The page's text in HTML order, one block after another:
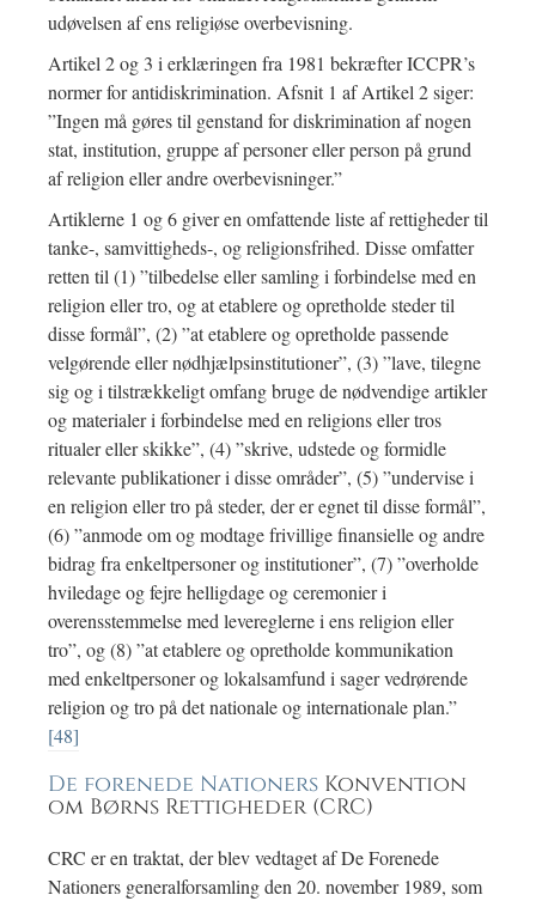
udøvelsen af ens religiøse overbevisning.
Artikel 2 og 3 i erklæringen fra 1981 bekræfter ICCPR’s
normer for antidiskrimination. Afsnit 1 af Artikel 2 siger:
”Ingen må gøres til genstand for diskrimination af nogen
stat, institution, gruppe af personer eller person på grund
af religion eller andre overbevisninger.”
Artiklerne 1 og 6 giver en omfattende liste af rettigheder til
tanke-, samvittigheds-, og religionsfrihed. Disse omfatter
retten til (1) ”tilbedelse eller samling i forbindelse med en
religion eller tro, og at etablere og opretholde steder til
disse formål”, (2) ”at etablere og opretholde passende
velgørende eller nødhjælpsinstitutioner”, (3) ”lave, tilegne
sig og i tilstrækkeligt omfang bruge de nødvendige artikler
og materialer i forbindelse med en religions eller tros
ritualer eller skikke”, (4) ”skrive, udstede og formidle
relevante publikationer i disse områder”, (5) ”undervise i
en religion eller tro på steder, der er egnet til disse formål”,
(6) ”anmode om og modtage frivillige finansielle og andre
bidrag fra enkeltpersoner og institutioner”, (7) ”overholde
hviledage og fejre helligdage og ceremonier i
overensstemmelse med levereglerne i ens religion eller
tro”, og (8) ”at etablere og opretholde kommunikation
med enkeltpersoner og lokalsamfund i sager vedrørende
religion og tro på det nationale og internationale plan.”
[48]
De forenede Nationers Konvention
om Børns Rettigheder (CRC)
CRC er en traktat, der blev vedtaget af De Forenede
Nationers generalforsamling den 20. november 1989, som